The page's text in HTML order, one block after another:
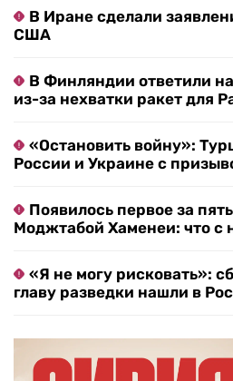
В Иране сделали
США
В Финляндии ответили
из-за нехватки ракет для
«Остановить войну»:
России и Украине с
Появилось первое за
Моджтабой Хаменеи: что с
«Я не могу рисковать»:
главу разведки нашли в